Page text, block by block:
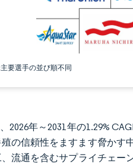
要選手の並び順不同
2026年～2031年の1.29%
の信頼性をますます脅かす
流通を含むサプライチェー